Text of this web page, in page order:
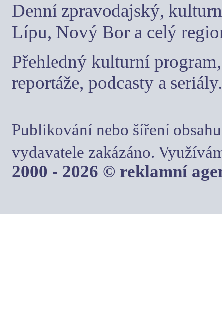
Denní zpravodajský,
Lípu, Nový Bor a celý
Přehledný kulturní
reportáže, podcasty a seriály.
Publikování nebo šíření
vydavatele zakázáno.
2000 - 2026 © reklamní